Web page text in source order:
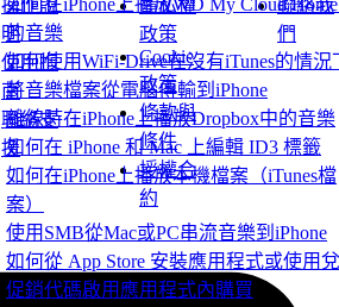
如何在iPhone上播放WD My Cloud
的音樂
如何使用WiFi-Drive在沒有iTunes的情況
將音樂檔案從電腦傳輸到iPhone
離線時在iPhone上播放Dropbox中的音樂
如何在 iPhone 和 Mac 上編輯 ID3 標籤
如何在iPhone上播放本機檔案（iTunes檔
案）
使用SMB從Mac或PC串流音樂到iPhone
如何從 App Store 安裝應用程式或使用
促銷代碼啟用應用程式內購買
操作說
明
使用指
南
聯絡支
援
隱私權
政策
Cookie
政策
條款與
條件
授權合
約
聯絡我
們